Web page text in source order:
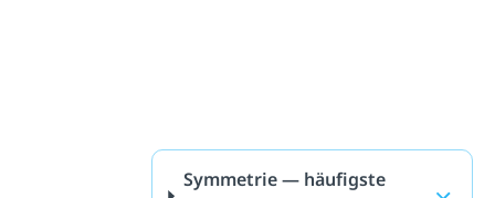
Symmetrie — häufigste